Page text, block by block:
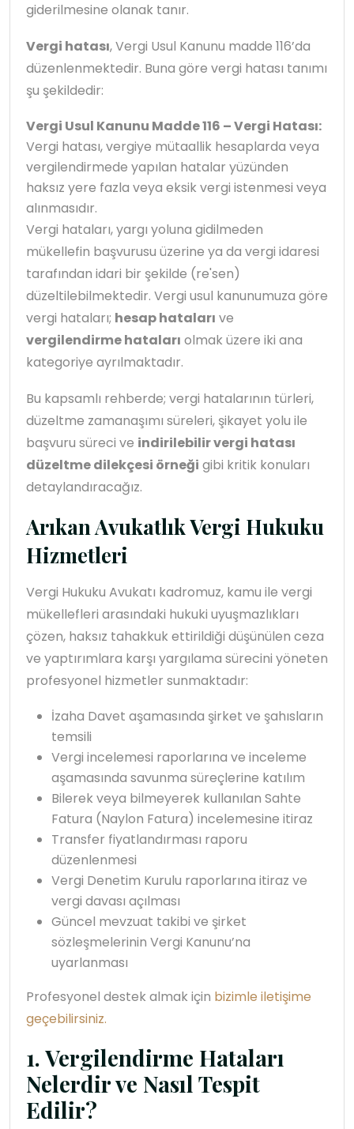
giderilmesine olanak tanır.
Vergi hatası, Vergi Usul Kanunu madde 116’da
düzenlenmektedir. Buna göre vergi hatası tanımı
şu şekildedir:
Vergi Usul Kanunu Madde 116 – Vergi Hatası:
Vergi hatası, vergiye mütaallik hesaplarda veya
vergilendirmede yapılan hatalar yüzünden
haksız yere fazla veya eksik vergi istenmesi veya
alınmasıdır.
Vergi hataları, yargı yoluna gidilmeden
mükellefin başvurusu üzerine ya da vergi idaresi
tarafından idari bir şekilde (re'sen)
düzeltilebilmektedir. Vergi usul kanunumuza göre
vergi hataları; hesap hataları ve
vergilendirme hataları olmak üzere iki ana
kategoriye ayrılmaktadır.
Bu kapsamlı rehberde; vergi hatalarının türleri,
düzeltme zamanaşımı süreleri, şikayet yolu ile
başvuru süreci ve indirilebilir vergi hatası
düzeltme dilekçesi örneği gibi kritik konuları
detaylandıracağız.
Arıkan Avukatlık Vergi Hukuku
Hizmetleri
Vergi Hukuku Avukatı kadromuz, kamu ile vergi
mükellefleri arasındaki hukuki uyuşmazlıkları
çözen, haksız tahakkuk ettirildiği düşünülen ceza
ve yaptırımlara karşı yargılama sürecini yöneten
profesyonel hizmetler sunmaktadır:
İzaha Davet aşamasında şirket ve şahısların
temsili
Vergi incelemesi raporlarına ve inceleme
aşamasında savunma süreçlerine katılım
Bilerek veya bilmeyerek kullanılan Sahte
Fatura (Naylon Fatura) incelemesine itiraz
Transfer fiyatlandırması raporu
düzenlenmesi
Vergi Denetim Kurulu raporlarına itiraz ve
vergi davası açılması
Güncel mevzuat takibi ve şirket
sözleşmelerinin Vergi Kanunu’na
uyarlanması
Profesyonel destek almak için bizimle iletişime
geçebilirsiniz.
1. Vergilendirme Hataları
Nelerdir ve Nasıl Tespit
Edilir?